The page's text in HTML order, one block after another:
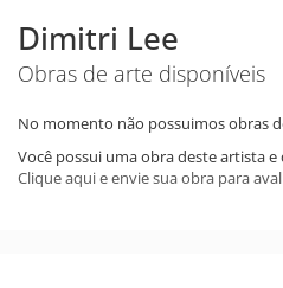
Dimitri Lee
Obras de arte disponíveis
No momento não possuimos obras
Você possui uma obra deste artista e
Clique aqui e envie sua obra para